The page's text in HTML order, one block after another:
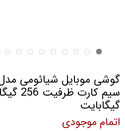
گیگابایت
اتمام موجودی